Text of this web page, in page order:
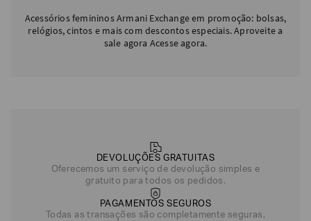
Acessórios femininos Armani Exchange em promoção: bolsas,
relógios, cintos e mais com descontos especiais. Aproveite a
sale agora Acesse agora.
DEVOLUÇÕES GRATUITAS
Oferecemos um serviço de devolução simples e
gratuito para todos os pedidos.
PAGAMENTOS SEGUROS
Todas as transações são completamente seguras,